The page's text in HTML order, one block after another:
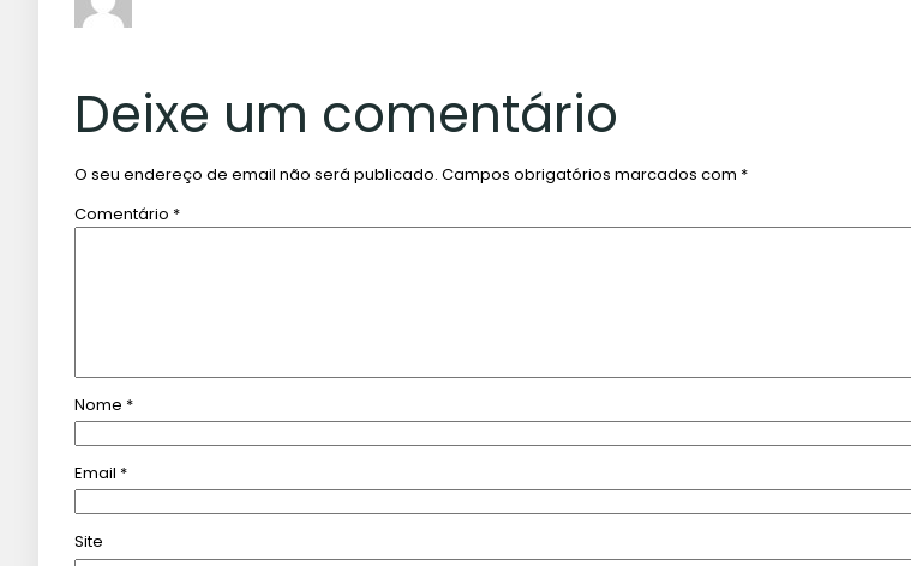
Deixe um comentário
O seu endereço de email não será publicado. Campos obrigatórios marcados com *
Comentário *
Nome *
Email *
Site